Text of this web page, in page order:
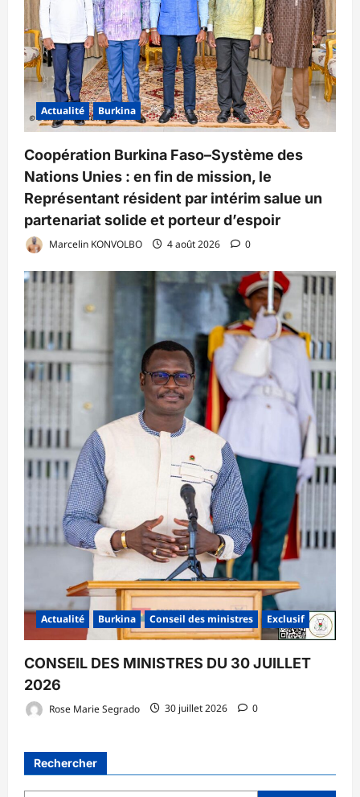
Actualité Burkina
Coopération Burkina Faso–Système des
Nations Unies : en fin de mission, le
Représentant résident par intérim salue un
partenariat solide et porteur d’espoir
Marcelin KONVOLBO 4 août 2026 0
Actualité Burkina Conseil des ministres Exclusif
CONSEIL DES MINISTRES DU 30 JUILLET
2026
Rose Marie Segrado 30 juillet 2026 0
Rechercher